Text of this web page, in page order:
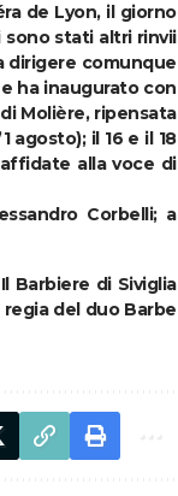
de Lyon, il giorno
sono stati altri rinvii
dirigere comunque
ha inaugurato con
Molière, ripensata
agosto); il 16 e il 18
alla voce di
Corbelli; a
Barbiere di Siviglia
regia del duo Barbe